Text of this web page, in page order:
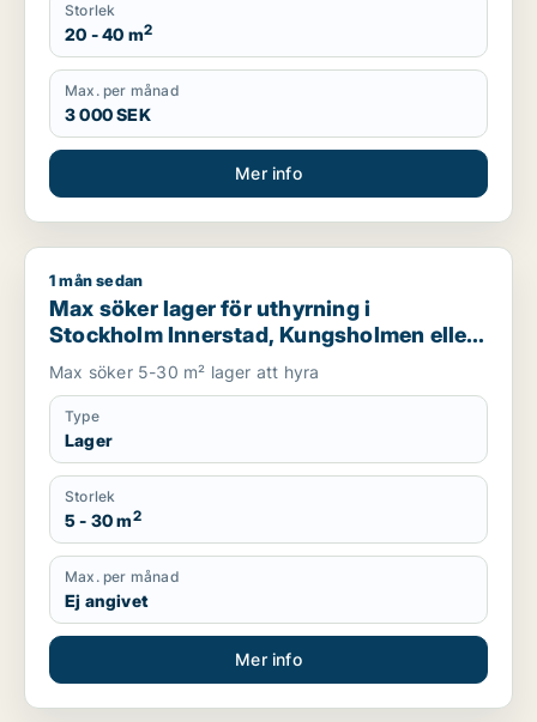
Storlek
20 - 40 m2
Max. per månad
3 000 SEK
Mer info
Max söker lager för uthyrning i Stockholm Innerstad,
1 mån sedan
Max söker lager för uthyrning i
Stockholm Innerstad, Kungsholmen eller
Vasastan m.fl.
Max söker 5-30 m² lager att hyra
Type
Lager
Storlek
5 - 30 m2
Max. per månad
Ej angivet
Mer info